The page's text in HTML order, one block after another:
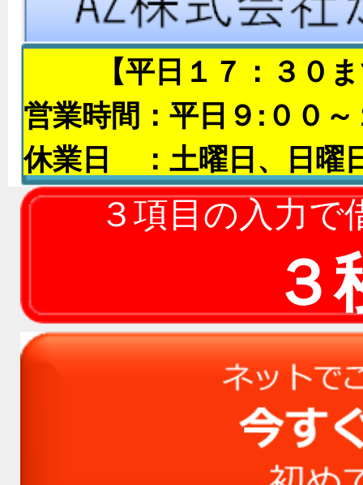
【平日１７：３０
営業時間：平日９:００
休業日 ：土曜日、日曜
～～～～メールが
各社、迷惑メール対策
り、これまでに届いて
事案や、迷惑メールフ
いる事案も出ているよ
ルの設定、弊社からのメ
定、画像付メールやＵ
３項目の入力で